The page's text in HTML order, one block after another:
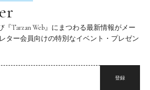
『Tarzan Web』にまつわる最新情報がメー
ター会員向けの特別なイベント・プレゼン
登録